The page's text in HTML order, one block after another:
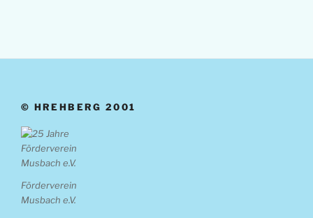
© HREHBERG 2001
Förderverein
Musbach e.V.